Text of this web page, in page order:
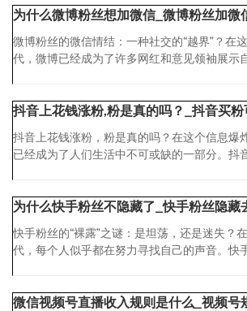
为什么微博粉丝想加微信_微博粉丝加微
微博粉丝的微信情结：一种社交的“越界”？在
代，微博已经成为了许多网红和意见领袖展示
抖音上花钱涨粉,粉是真的吗？_抖音买粉
抖音上花钱涨粉，粉是真的吗？在这个信息爆
已经成为了人们生活中不可或缺的一部分。抖
为什么快手粉丝不隐藏了_快手粉丝隐藏
快手粉丝的“裸露”之谜：是坦荡，还是迷失？
代，每个人似乎都在努力寻找自己的声音。快
微信视频号直播收入规则是什么_视频号